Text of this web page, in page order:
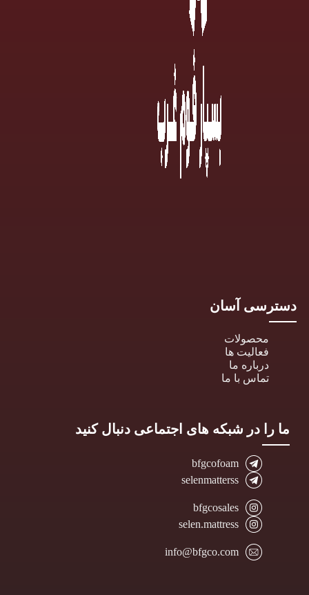
دسترسی آسان
محصولات
فعالیت ها
درباره ما
تماس با ما
ما را در شبکه های اجتماعی دنبال کنید
bfgcofoam
selenmatterss
bfgcosales
selen.mattress
info@bfgco.com